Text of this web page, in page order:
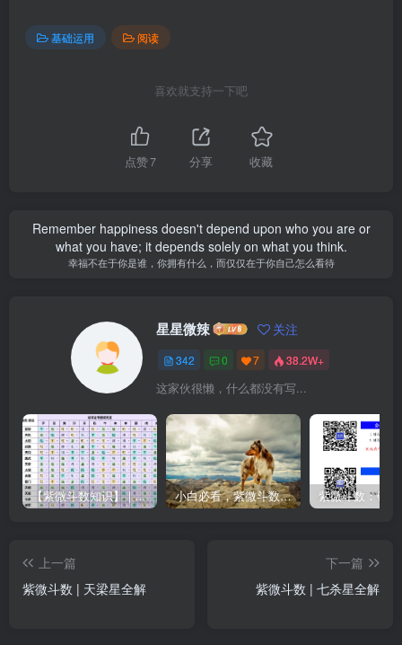
基础运用 阅读
喜欢就支持一下吧
点赞7 分享 收藏
Remember happiness doesn't depend upon who you are or
what you have; it depends solely on what you think.
幸福不在于你是谁，你拥有什么，而仅仅在于你自己怎么看待
星星微辣 关注
342 0 7 38.2W+
这家伙很懒，什么都没有写...
【紫微斗数知识】 | “庙旺得利平不陷”的含义 小白必看，紫微斗数入门书籍推荐！
上一篇
紫微斗数 | 天梁星全解
下一篇
紫微斗数 | 七杀星全解